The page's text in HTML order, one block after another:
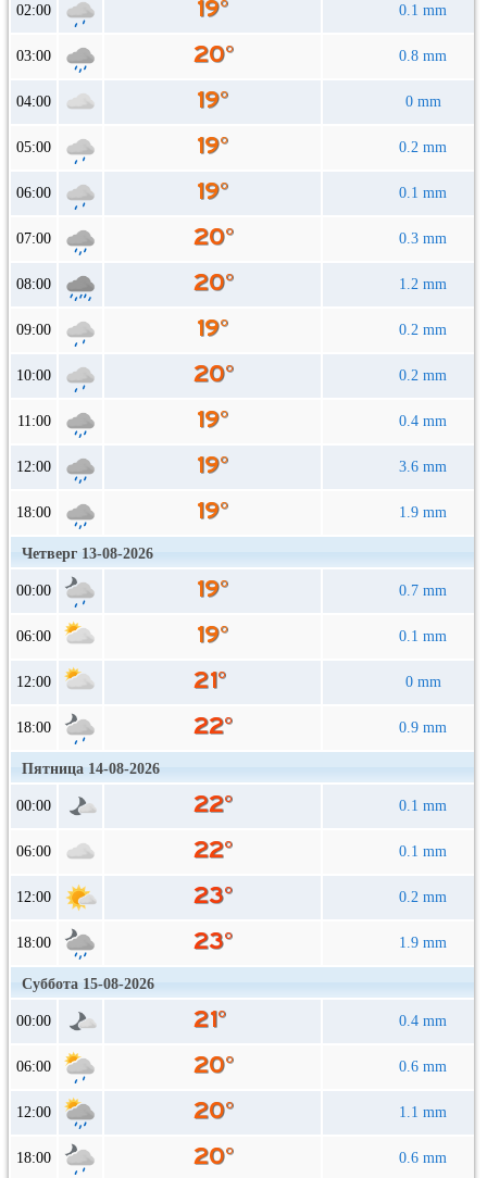
02:00 0.1 mm
03:00 0.8 mm
04:00 0 mm
05:00 0.2 mm
06:00 0.1 mm
07:00 0.3 mm
08:00 1.2 mm
09:00 0.2 mm
10:00 0.2 mm
11:00 0.4 mm
12:00 3.6 mm
18:00 1.9 mm
Четверг 13-08-2026
00:00 0.7 mm
06:00 0.1 mm
12:00 0 mm
18:00 0.9 mm
Пятница 14-08-2026
00:00 0.1 mm
06:00 0.1 mm
12:00 0.2 mm
18:00 1.9 mm
Суббота 15-08-2026
00:00 0.4 mm
06:00 0.6 mm
12:00 1.1 mm
18:00 0.6 mm